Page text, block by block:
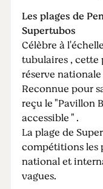
Les plages de
Supertubos
Célèbre à
tubulaires , cette
réserve
Reconnue pour
reçu le "Pavillon
accessible " .
La plage de
compétitions les
national et
vagues.